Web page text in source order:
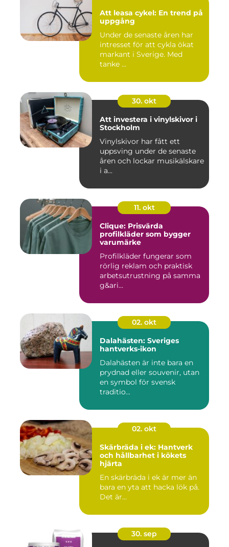
Att leasa cykel: En trend på
uppgång
Under de senaste åren har
intresset för att cykla ökat
markant i Sverige. Med
tanke ...
30. okt
Att investera i vinylskivor i
Stockholm
Vinylskivor har fått ett
uppsving under de senaste
åren och lockar musikälskare
i a...
11. okt
Clique: Prisvärda
profilkläder som bygger
varumärke
Profilkläder fungerar som
rörlig reklam och praktisk
arbetsutrustning på samma
g&ari...
02. okt
Dalahästen: Sveriges
hantverks-ikon
Dalahästen är inte bara en
prydnad eller souvenir, utan
en symbol för svensk
traditio...
02. okt
Skärbräda i ek: Hantverk
och hållbarhet i kökets
hjärta
En skärbräda i ek är mer än
bara en yta att hacka lök på.
Det är...
30. sep